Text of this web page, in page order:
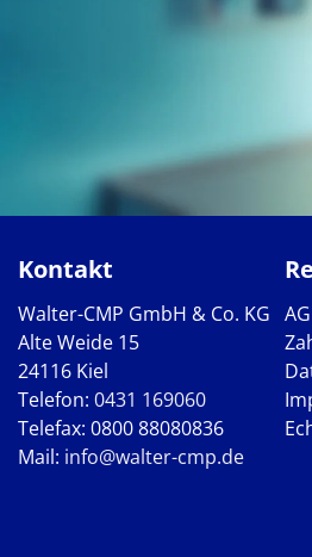
Kontakt
Walter-CMP GmbH & Co. KG
Alte Weide 15
24116 Kiel
Telefon: 0431 169060
Telefax: 0800 88080836
Mail: info@walter-cmp.de